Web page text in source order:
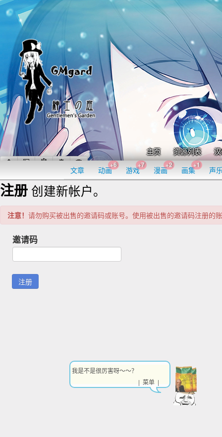
主页 资源列表
文章 动画
+6
游戏
+7
漫画
+2
画集
+1
声
注册 创建新帐户。
注意！ 请勿购买被出售的邀请码或账号。使用被出售的邀请码注册的
邀请码
我是不是很厉害呀～～？
| 菜单 |